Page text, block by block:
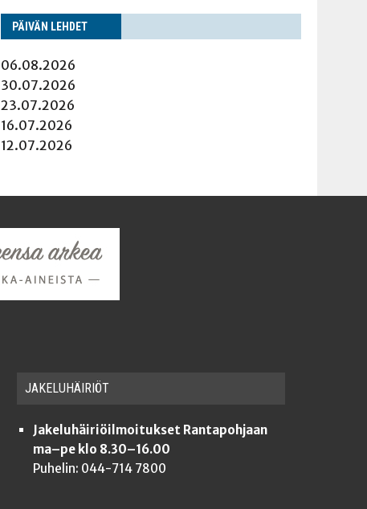
PÄI­VÄN LEHDET
06.08.2026
30.07.2026
23.07.2026
16.07.2026
12.07.2026
JAKE­LU­HÄI­RIÖT
Jakeluhäiriöilmoitukset Rantapohjaan
ma–pe klo 8.30–16.00
Puhelin: 044-714 7800